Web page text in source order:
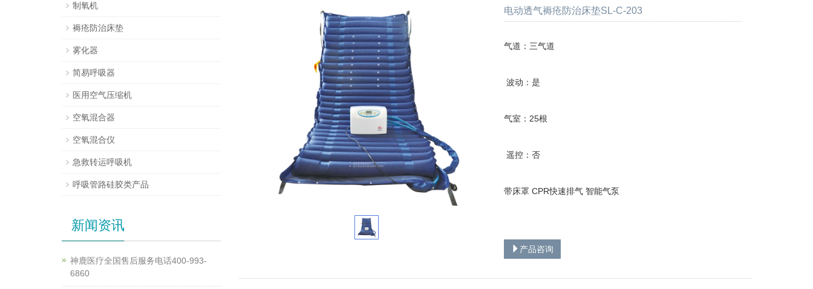
电动透气褥疮防治床垫SL-C-203
气道：三气道
波动：是
气室：25根
遥控：否
带床罩 CPR快速排气 智能气泵
产品咨询
制氧机
褥疮防治床垫
雾化器
简易呼吸器
医用空气压缩机
空氧混合器
空氧混合仪
急救转运呼吸机
呼吸管路硅胶类产品
新闻资讯
神鹿医疗全国售后服务电话400-993-
6860